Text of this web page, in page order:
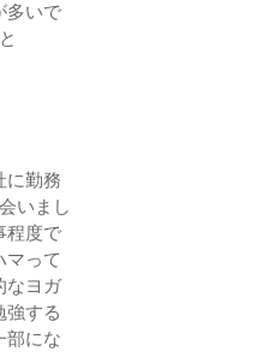
多いで
に勤務
いまし
程度で
マって
なヨガ
強する
部にな